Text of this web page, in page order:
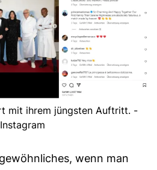
mit ihrem jüngsten Auftritt. -
Instagram
wenn man